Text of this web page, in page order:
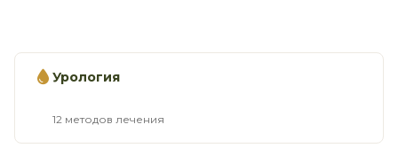
Урология
12 методов лечения